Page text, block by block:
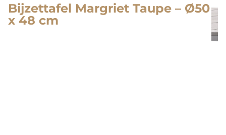
Bijzettafel Margriet Taupe – Ø50
x 48 cm